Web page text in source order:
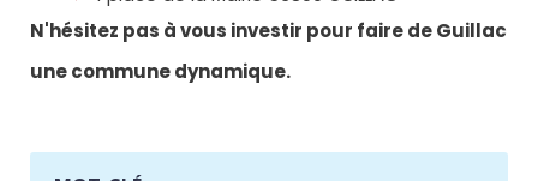
N'hésitez pas à vous investir pour faire de Guillac
une commune dynamique.